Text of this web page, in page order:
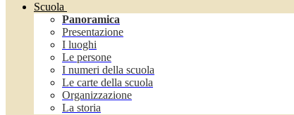
Scuola
Panoramica
Presentazione
I luoghi
Le persone
I numeri della scuola
Le carte della scuola
Organizzazione
La storia